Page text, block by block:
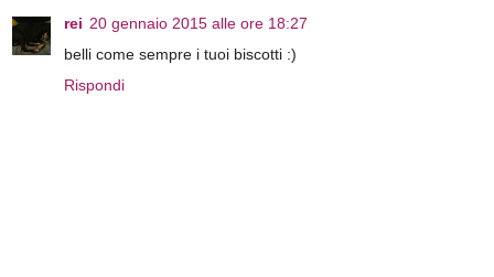
rei 20 gennaio 2015 alle ore 18:27
belli come sempre i tuoi biscotti :)
Rispondi